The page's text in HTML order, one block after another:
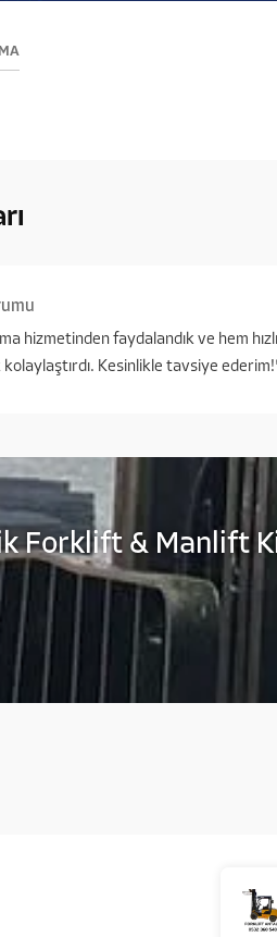
hizmetinden faydalandık ve hem
Kesinlikle tavsiye
Forklift & Manlift